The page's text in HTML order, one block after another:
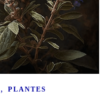
, PLANTES